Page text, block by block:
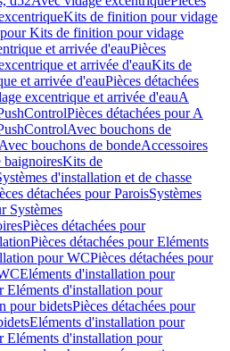
Kits de finition pour vidage
pour Kits de finition pour vidage
et arrivée d'eauPièces
et arrivée d'eauKits de
et arrivée d'eauPièces détachées
excentrique et arrivée d'eauA
Pièces détachées pour A
Avec bouchons de
bouchons de bondeAccessoires
baignoiresKits de
d'installation et de chasse
détachées pour ParoisSystèmes
Systèmes
Pièces détachées pour
Pièces détachées pour Eléments
pour WCPièces détachées pour
Eléments d'installation pour
Eléments d'installation pour
pour bidetsPièces détachées pour
Eléments d'installation pour
Eléments d'installation pour